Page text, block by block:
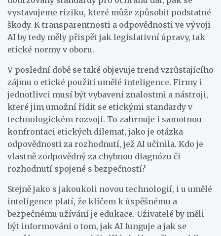
vystavujeme riziku, které může způsobit podstatné
škody. K transparentnosti a odpovědnosti ve vývoji
AI by tedy měly přispět jak legislativní úpravy, tak
etické normy v oboru.
V poslední době se také objevuje trend vzrůstajícího
zájmu o etické použití umělé inteligence. Firmy i
jednotlivci musí být vybaveni znalostmi a nástroji,
které jim umožní řídit se etickými standardy v
technologickém rozvoji. To zahrnuje i samotnou
konfrontaci etických dilemat, jako je otázka
odpovědnosti za rozhodnutí, jež AI učinila. Kdo je
vlastně zodpovědný za chybnou diagnózu či
rozhodnutí spojené s bezpečností?
Stejně jako s jakoukoli novou technologií, i u umělé
inteligence platí, že klíčem k úspěšnému a
bezpečnému užívání je edukace. Uživatelé by měli
být informováni o tom, jak AI funguje a jak se